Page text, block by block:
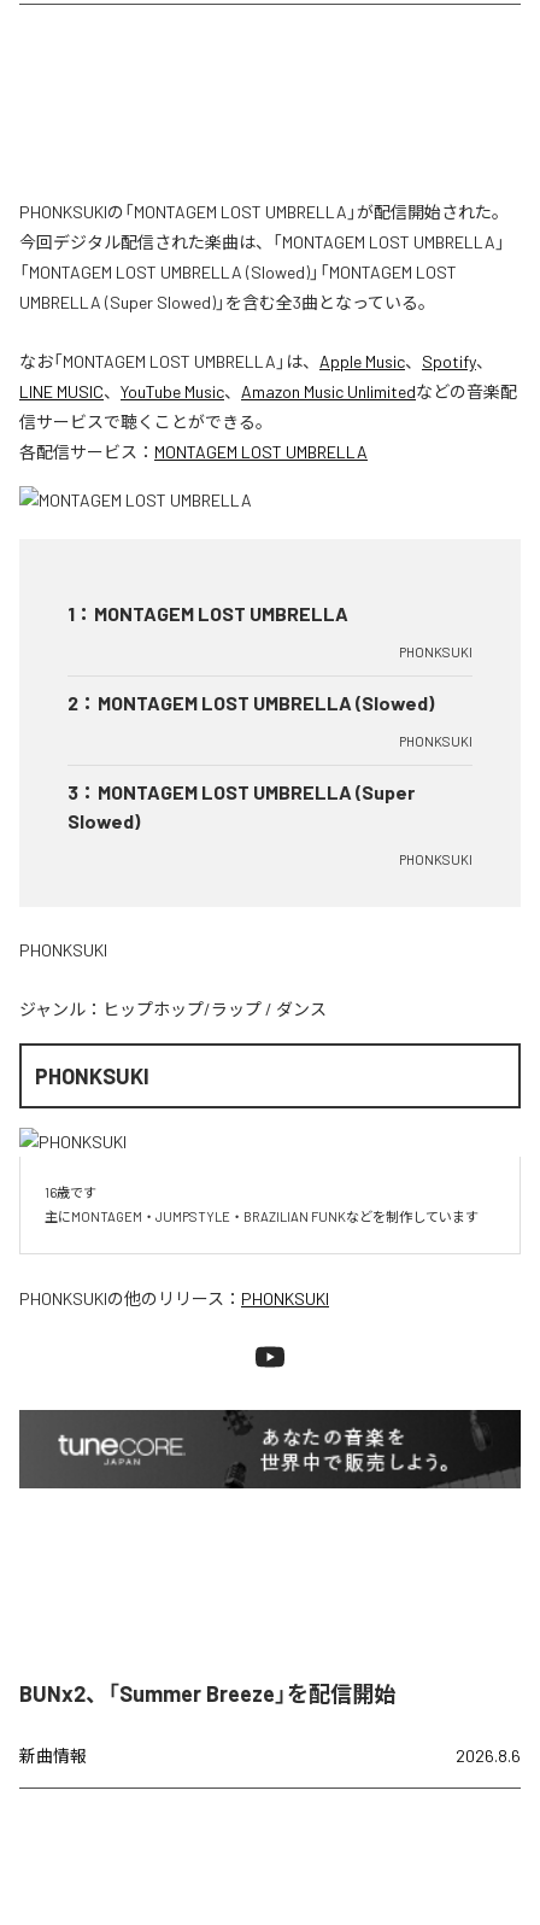
PHONKSUKIの「MONTAGEM LOST UMBRELLA」が配信開始された。
今回デジタル配信された楽曲は、「MONTAGEM LOST UMBRELLA」
「MONTAGEM LOST UMBRELLA (Slowed)」「MONTAGEM LOST
UMBRELLA (Super Slowed)」を含む全3曲となっている。
なお「MONTAGEM LOST UMBRELLA 」は、 Apple Music、 Spotify、
LINE MUSIC、 YouTube Music、 Amazon Music Unlimitedなどの音楽配
信サービスで聴くことができる。
各配信サービス： MONTAGEM LOST UMBRELLA
1 ： MONTAGEM LOST UMBRELLA
PHONKSUKI
2 ： MONTAGEM LOST UMBRELLA (Slowed)
PHONKSUKI
3 ： MONTAGEM LOST UMBRELLA (Super
Slowed)
PHONKSUKI
PHONKSUKI
ジャンル： ヒップホップ/ラップ / ダンス
PHONKSUKI
16歳です
主にMONTAGEM・JUMPSTYLE・BRAZILIAN FUNKなどを制作しています
PHONKSUKIの他のリリース： PHONKSUKI
BUNx2、「Summer Breeze」を配信開始
新曲情報 2026.8.6